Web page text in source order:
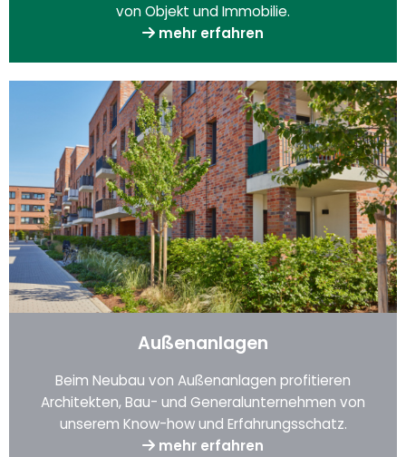
von Objekt und Immobilie.
mehr erfahren
Außenanlagen
Beim Neubau von Außenanlagen profitieren
Architekten, Bau- und Generalunternehmen von
unserem Know-how und Erfahrungsschatz.
mehr erfahren